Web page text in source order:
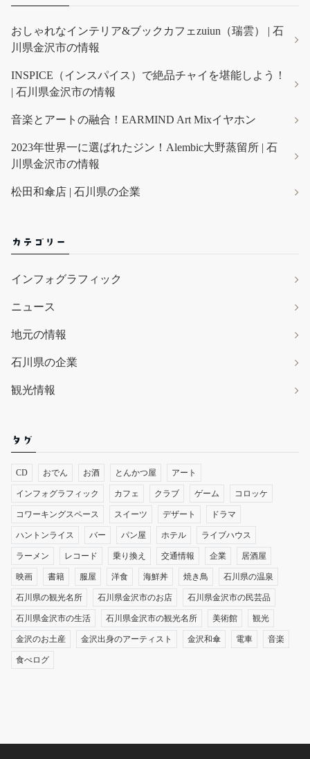
おしゃれなインテリア&ブックカフェzuiun（瑞雲） | 石
川県金沢市の情報
INSPICE（インスパイス）で絶品チャイを堪能しよう！
| 石川県金沢市の情報
音楽とアートの融合！EARMIND Art Mixイヤホン
2023年世界一に選ばれたジン！Alembic大野蒸留所 | 石
川県金沢市の情報
松田和傘店 | 石川県の企業
カテゴリー
インフォグラフィック
ニュース
地元の情報
石川県の企業
観光情報
タグ
CD おでん お酒 とんかつ屋 アート
インフォグラフィック カフェ クラブ ゲーム コロッケ
コワーキングスペース スイーツ デザート ドラマ
ハントンライス バー パン屋 ホテル ライブハウス
ラーメン レコード 乗り換え 交通情報 企業 居酒屋
映画 書籍 服屋 洋食 海鮮丼 焼き鳥 石川県の温泉
石川県の観光名所 石川県金沢市のお店 石川県金沢市の民芸品
石川県金沢市の生活 石川県金沢市の観光名所 美術館 観光
金沢のお土産 金沢出身のアーティスト 金沢和傘 電車 音楽
食べログ